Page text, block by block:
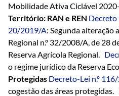
Mobilidade Ativa Ciclável
Território: RAN e REN Decreto
20/2019/A: Segunda alteração
Regional n.º 32/2008/A, de 28
Reserva Agrícola Regional.
o regime jurídico da Reserva
Protegidas Decreto-Lei n.º
cogestão das áreas protegidas.